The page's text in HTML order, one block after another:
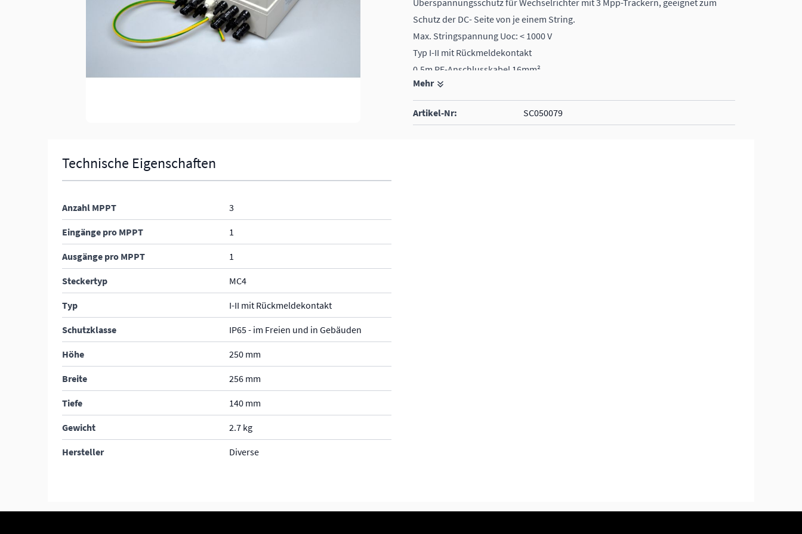
Überspannungsschutz für Wechselrichter mit 3 Mpp-Trackern, geeignet zum
Schutz der DC- Seite von je einem String.
Max. Stringspannung Uoc: < 1000 V
Typ I-II mit Rückmeldekontakt
0.5m PE-Anschlusskabel 16mm²
Mehr
Artikel-Nr: SC050079
Technische Eigenschaften
Anzahl MPPT 3
Eingänge pro MPPT 1
Ausgänge pro MPPT 1
Steckertyp MC4
Typ I-II mit Rückmeldekontakt
Schutzklasse IP65 - im Freien und in Gebäuden
Höhe 250 mm
Breite 256 mm
Tiefe 140 mm
Gewicht 2.7 kg
Hersteller Diverse